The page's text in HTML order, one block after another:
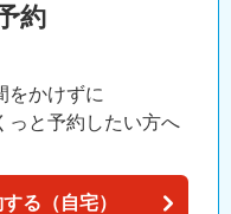
約
をかけずに
っと予約したい方へ
る（自宅）